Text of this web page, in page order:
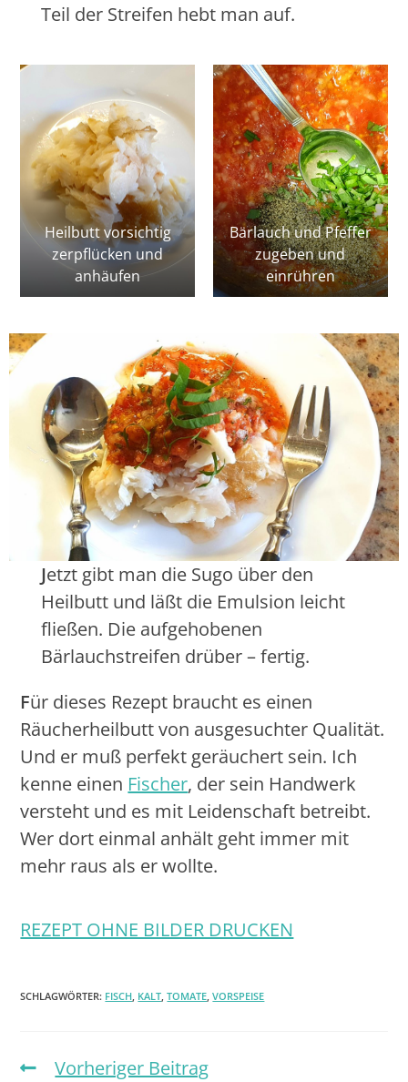
Teil der Streifen hebt man auf.
Heilbutt vorsichtig
zerpflücken und
anhäufen
Bärlauch und Pfeffer
zugeben und
einrühren
Jetzt gibt man die Sugo über den
Heilbutt und läßt die Emulsion leicht
fließen. Die aufgehobenen
Bärlauchstreifen drüber – fertig.
Für dieses Rezept braucht es einen
Räucherheilbutt von ausgesuchter Qualität.
Und er muß perfekt geräuchert sein. Ich
kenne einen Fischer, der sein Handwerk
versteht und es mit Leidenschaft betreibt.
Wer dort einmal anhält geht immer mit
mehr raus als er wollte.
REZEPT OHNE BILDER DRUCKEN
SCHLAGWÖRTER: FISCH, KALT, TOMATE, VORSPEISE
Vorheriger Beitrag